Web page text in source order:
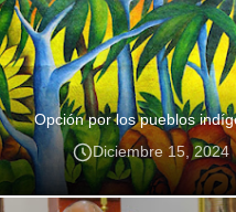
Opción por los pueblos
Diciembre 15, 2024